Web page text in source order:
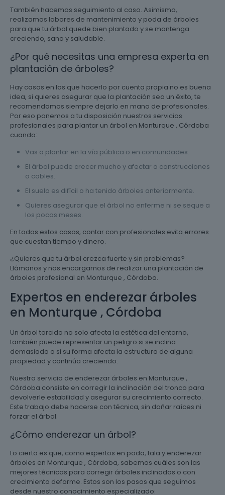
También hacemos seguimiento al caso. Asimismo,
realizamos labores de mantenimiento y poda de árboles
para que tu árbol quede bien plantado y se mantenga
creciendo, sano y saludable.
¿Por qué necesitas una empresa experta en
plantación de árboles?
Hay casos en los que hacerlo por cuenta propia no es buena
idea, si quieres asegurar que la plantación sea un éxito, te
recomendamos siempre dejarlo en mano de profesionales.
Por eso ponemos a tu disposición nuestros servicios
profesionales para plantar un árbol en Monturque , Córdoba
cuando:
Vas a plantar en la vía pública o en comunidades.
El árbol puede crecer mucho y afectar a construcciones
o cables.
El suelo es difícil o ha tenido árboles anteriormente.
Quieres asegurar que el árbol no enferme ni se seque a
los pocos meses.
En todos estos casos, contar con profesionales evita errores
que cuestan tiempo y dinero.
¿Quieres que tu árbol crezca fuerte y sin problemas?
Llámanos y nos encargamos de realizar una plantación de
árboles profesional en Monturque , Córdoba.
Expertos en enderezar árboles
en Monturque , Córdoba
Un árbol torcido no solo afecta la estética del entorno,
también puede representar un peligro si se inclina
demasiado o si su forma afecta la estructura de alguna
propiedad y continúa creciendo.
Nuestro servicio de enderezar árboles en Monturque ,
Córdoba consiste en corregir la inclinación del tronco para
devolverle estabilidad y asegurar su crecimiento correcto.
Este trabajo debe hacerse con técnica, sin dañar raíces ni
forzar el árbol.
¿Cómo enderezar un árbol?
Lo cierto es que, como expertos en poda, tala y enderezar
árboles en Monturque , Córdoba, sabemos cuáles son las
mejores técnicas para corregir árboles inclinados o con
crecimiento deforme. Estos son los pasos que seguimos
desde nuestro conocimiento especializado: